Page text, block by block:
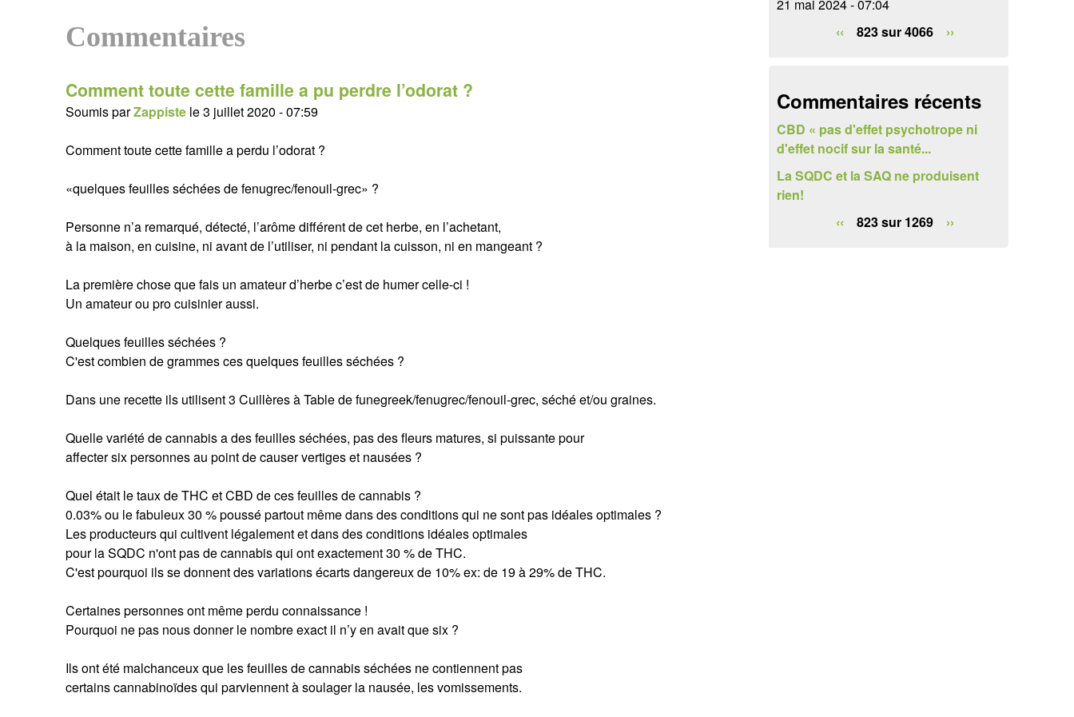
Commentaires
Comment toute cette famille a pu perdre l’odorat ?
Soumis parZappiste le3 juillet 2020 - 07:59
Comment toute cette famille a perdu l’odorat ?
«quelques feuilles séchées de fenugrec/fenouil-grec» ?
Personne n’a remarqué, détecté, l’arôme différent de cet herbe, en l’achetant,
à la maison, en cuisine, ni avant de l’utiliser, ni pendant la cuisson, ni en mangeant ?
La première chose que fais un amateur d’herbe c’est de humer celle-ci !
Un amateur ou pro cuisinier aussi.
Quelques feuilles séchées ?
C'est combien de grammes ces quelques feuilles séchées ?
Dans une recette ils utilisent 3 Cuillères à Table de funegreek/fenugrec/fenouil-grec, séché et/ou graines.
Quelle variété de cannabis a des feuilles séchées, pas des fleurs matures, si puissante pour
affecter six personnes au point de causer vertiges et nausées ?
Quel était le taux de THC et CBD de ces feuilles de cannabis ?
0.03% ou le fabuleux 30 % poussé partout même dans des conditions qui ne sont pas idéales optimales ?
Les producteurs qui cultivent légalement et dans des conditions idéales optimales
pour la SQDC n'ont pas de cannabis qui ont exactement 30 % de THC.
C'est pourquoi ils se donnent des variations écarts dangereux de 10% ex: de 19 à 29% de THC.
Certaines personnes ont même perdu connaissance !
Pourquoi ne pas nous donner le nombre exact il n’y en avait que six ?
Ils ont été malchanceux que les feuilles de cannabis séchées ne contiennent pas
certains cannabinoïdes qui parviennent à soulager la nausée, les vomissements.
e
h
e
21 mai 2024 - 07:04
‹‹
823 sur 4066 ››
Commentaires récents
CBD « pas d'effet psychotrope ni
d'effet nocif sur la santé...
La SQDC et la SAQ ne produisent
rien!
‹‹
823 sur 1269 ››